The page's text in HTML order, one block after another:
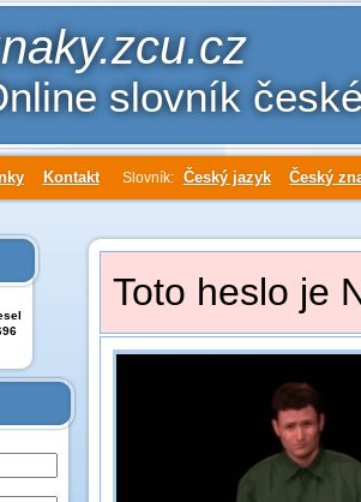
slovník
Kontakt Slovník: Český jazyk Český
Toto heslo je